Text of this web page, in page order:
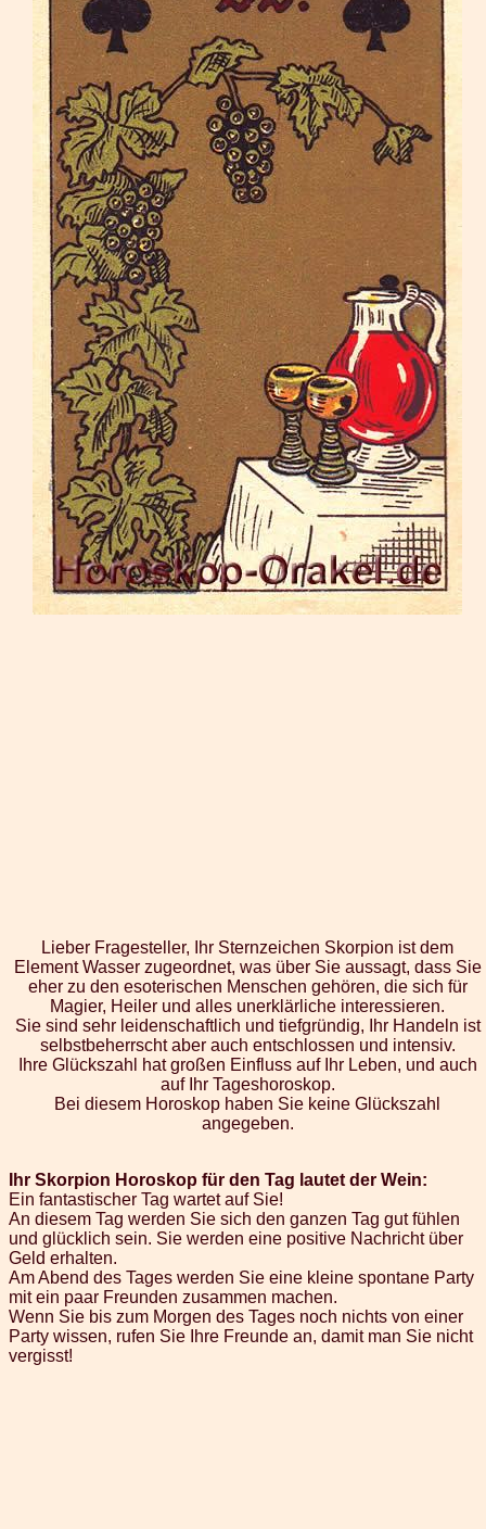
Lieber Fragesteller, Ihr Sternzeichen Skorpion ist dem
Element Wasser zugeordnet, was über Sie aussagt, dass Sie
eher zu den esoterischen Menschen gehören, die sich für
Magier, Heiler und alles unerklärliche interessieren.
Sie sind sehr leidenschaftlich und tiefgründig, Ihr Handeln ist
selbstbeherrscht aber auch entschlossen und intensiv.
Ihre Glückszahl hat großen Einfluss auf Ihr Leben, und auch
auf Ihr Tageshoroskop.
Bei diesem Horoskop haben Sie keine Glückszahl
angegeben.
Ihr Skorpion Horoskop für den Tag lautet der Wein:
Ein fantastischer Tag wartet auf Sie!
An diesem Tag werden Sie sich den ganzen Tag gut fühlen
und glücklich sein. Sie werden eine positive Nachricht über
Geld erhalten.
Am Abend des Tages werden Sie eine kleine spontane Party
mit ein paar Freunden zusammen machen.
Wenn Sie bis zum Morgen des Tages noch nichts von einer
Party wissen, rufen Sie Ihre Freunde an, damit man Sie nicht
vergisst!